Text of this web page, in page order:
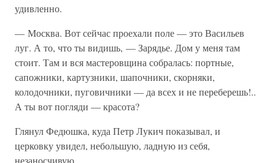
удивленно.
— Москва. Вот сейчас проехали поле — это Васильев
луг. А то, что ты видишь, — Зарядье. Дом у меня там
стоит. Там и вся мастеровщина собралась: портные,
сапожники, картузники, шапочники, скорняки,
колодочники, пуговичники — да всех и не переберешь!..
А ты вот погляди — красота?
Глянул Федюшка, куда Петр Лукич показывал, и
церковку увидел, небольшую, ладную из себя,
незаносчивую.